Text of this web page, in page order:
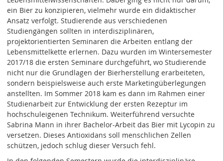
ein Bier zu konzipieren, vielmehr wurde ein didaktischer
Ansatz verfolgt. Studierende aus verschiedenen
Studiengängen sollten in interdisziplinären,
projektorientierten Seminaren die Arbeiten entlang der
Lebensmittelkette erlernen. Dazu wurden im Wintersemester
2017/18 die ersten Seminare durchgeführt, wo Studierende
nicht nur die Grundlagen der Bierherstellung erarbeiteten,
sondern beispielsweise auch erste Marketingüberlegungen
anstellten. Im Sommer 2018 kam es dann im Rahmen einer
Studienarbeit zur Entwicklung der ersten Rezeptur im
hochschuleigenen Technikum. Weiterführend versuchte
Sabrina Mann in ihrer Bachelor-Arbeit das Bier mit Lycopin zu
versetzen. Dieses Antioxidans soll menschlichen Zellen
schützen, jedoch schlug dieser Versuch fehl.